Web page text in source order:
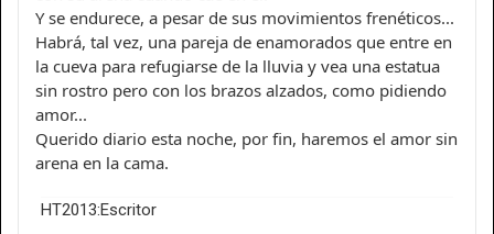
Y se endurece, a pesar de sus movimientos frenéticos...
Habrá, tal vez, una pareja de enamorados que entre en
la cueva para refugiarse de la lluvia y vea una estatua
sin rostro pero con los brazos alzados, como pidiendo
amor...
Querido diario esta noche, por fin, haremos el amor sin
arena en la cama.
HT2013:Escritor